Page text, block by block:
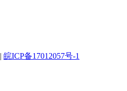
| 皖ICP备17012057号-1